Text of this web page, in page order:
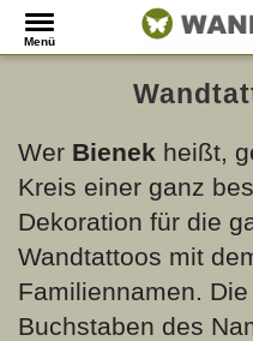
Menü
Wer Bienek heißt,
Kreis einer ganz
Dekoration für die
Wandtattoos mit
Familiennamen.
Buchstaben des